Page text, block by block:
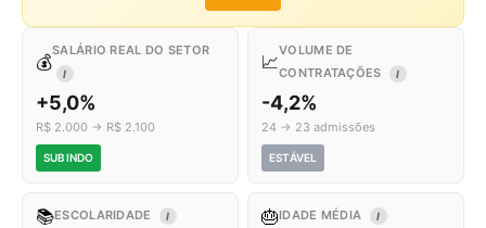
💰
SALÁRIO REAL DO SETOR
I
+5,0%
R$ 2.000 → R$ 2.100
SUBINDO
📈
VOLUME DE
CONTRATAÇÕES
I
-4,2%
24 → 23 admissões
ESTÁVEL
📚ESCOLARIDADE I 🎂IDADE MÉDIA I